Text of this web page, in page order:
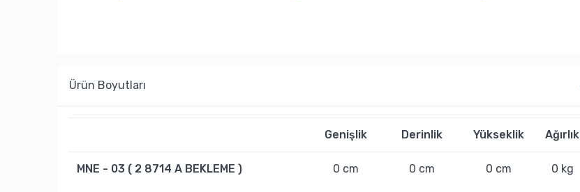
Ürün Boyutları
Genişlik Derinlik Yükseklik Ağırlık
MNE - 03 ( 2 8714 A BEKLEME ) 0 cm 0 cm 0 cm 0 kg